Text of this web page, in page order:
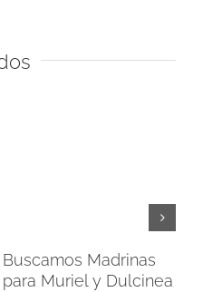
Buscamos Madrinas
para Muriel y Dulcinea